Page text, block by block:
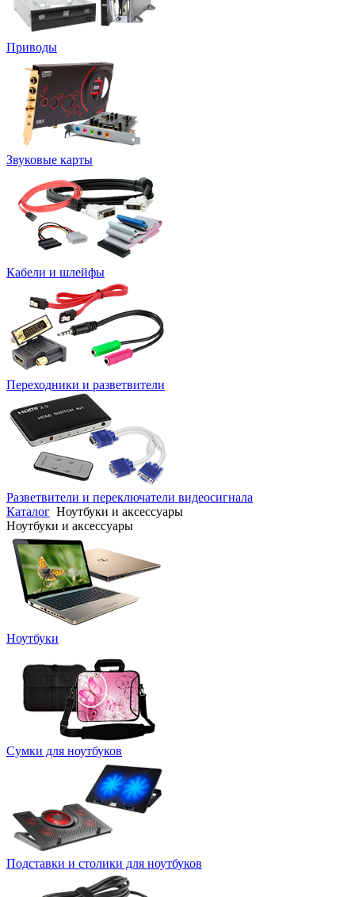
Приводы
Звуковые карты
Кабели и шлейфы
Переходники и разветвители
Разветвители и переключатели видеосигнала
Каталог Ноутбуки и аксессуары
Ноутбуки и аксессуары
Ноутбуки
Сумки для ноутбуков
Подставки и столики для ноутбуков